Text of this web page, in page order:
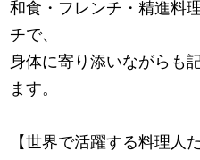
和食・フレンチ・精進料
チで、
身体に寄り添いながらも
ます。
【世界で活躍する料理人